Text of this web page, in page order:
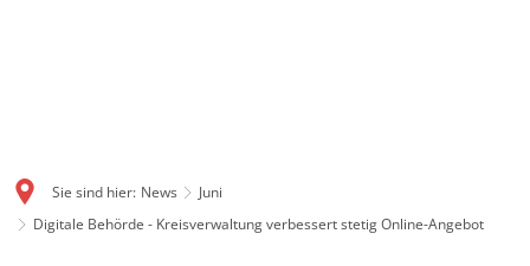
Sie sind hier: News
Juni
Digitale Behörde - Kreisverwaltung verbessert stetig Online-Angebot